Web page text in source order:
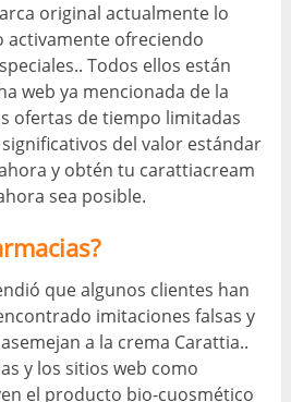
original actualmente lo
ofreciendo
Todos ellos están
web ya mencionada de la
ofertas de tiempo limitadas
del valor estándar
y obtén tu carattiacream
sea posible.
que algunos clientes han
imitaciones falsas y
a la crema Carattia..
y los sitios web como
el producto bio-cuosmético